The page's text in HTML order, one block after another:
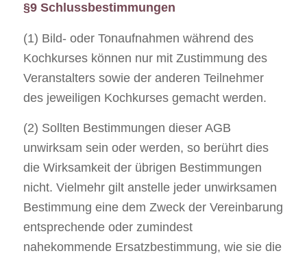
§9 Schlussbestimmungen
(1) Bild- oder Tonaufnahmen während des
Kochkurses können nur mit Zustimmung des
Veranstalters sowie der anderen Teilnehmer
des jeweiligen Kochkurses gemacht werden.
(2) Sollten Bestimmungen dieser AGB
unwirksam sein oder werden, so berührt dies
die Wirksamkeit der übrigen Bestimmungen
nicht. Vielmehr gilt anstelle jeder unwirksamen
Bestimmung eine dem Zweck der Vereinbarung
entsprechende oder zumindest
nahekommende Ersatzbestimmung, wie sie die